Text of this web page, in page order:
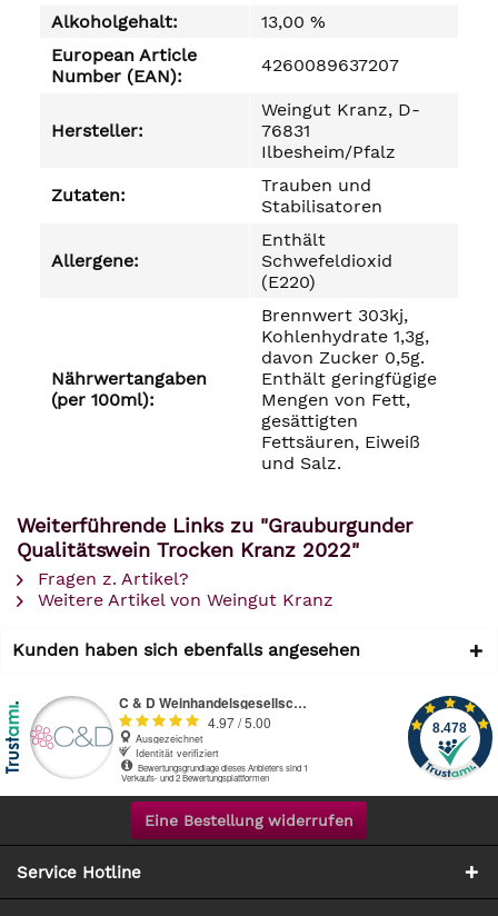
Alkoholgehalt:
13,00 %
European Article
Number (EAN):
4260089637207
Hersteller:
Weingut Kranz, D-
76831
Ilbesheim/Pfalz
Zutaten:
Trauben und
Stabilisatoren
Allergene:
Enthält
Schwefeldioxid
(E220)
Nährwertangaben
(per 100ml):
Brennwert 303kj,
Kohlenhydrate 1,3g,
davon Zucker 0,5g.
Enthält geringfügige
Mengen von Fett,
gesättigten
Fettsäuren, Eiweiß
und Salz.
Weiterführende Links zu "Grauburgunder
Qualitätswein Trocken Kranz 2022"
Fragen z. Artikel?
Weitere Artikel von Weingut Kranz
Kunden haben sich ebenfalls angesehen
Eine Bestellung widerrufen
Service Hotline